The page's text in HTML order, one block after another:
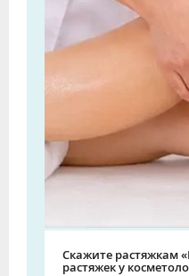
Скажите растяжкам
растяжек у